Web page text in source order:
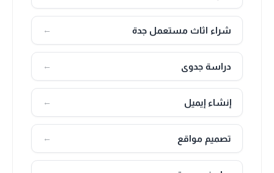
شراء اثاث مستعمل جدة ←
دراسة جدوى ←
إنشاء إيميل ←
تصميم مواقع ←